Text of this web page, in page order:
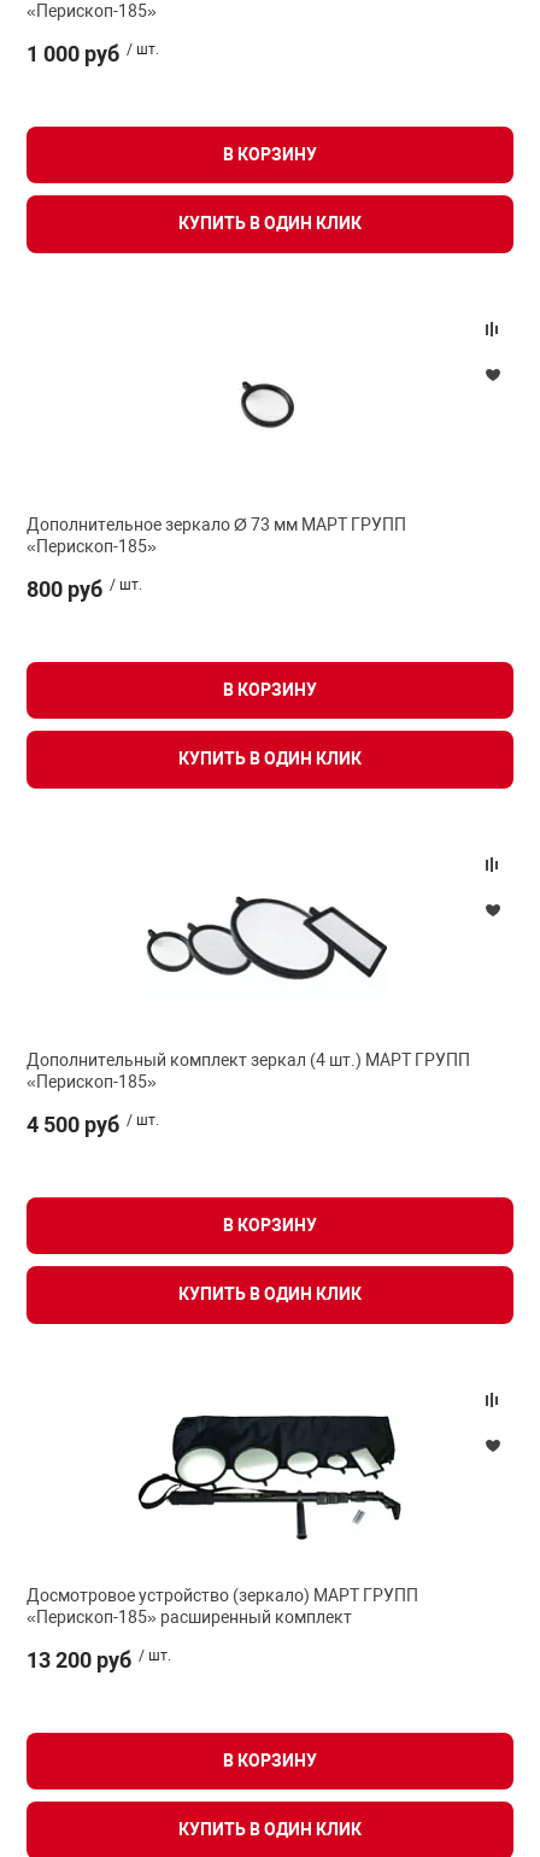
«Перископ-185»
1 000 руб / шт.
В КОРЗИНУ
КУПИТЬ В ОДИН КЛИК
Дополнительное зеркало Ø 73 мм МАРТ ГРУПП
«Перископ-185»
800 руб / шт.
В КОРЗИНУ
КУПИТЬ В ОДИН КЛИК
Дополнительный комплект зеркал (4 шт.) МАРТ ГРУПП
«Перископ-185»
4 500 руб / шт.
В КОРЗИНУ
КУПИТЬ В ОДИН КЛИК
Досмотровое устройство (зеркало) МАРТ ГРУПП
«Перископ-185» расширенный комплект
13 200 руб / шт.
В КОРЗИНУ
КУПИТЬ В ОДИН КЛИК